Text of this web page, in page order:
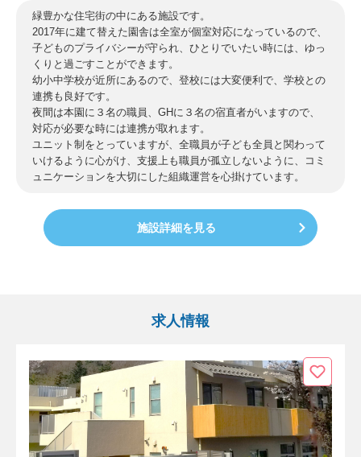
緑豊かな住宅街の中にある施設です。
2017年に建て替えた園舎は全室が個室対応になっているので、
子どものプライバシーが守られ、ひとりでいたい時には、ゆっ
くりと過ごすことができます。
幼小中学校が近所にあるので、登校には大変便利で、学校との
連携も良好です。
夜間は本園に３名の職員、GHに３名の宿直者がいますので、
対応が必要な時には連携が取れます。
ユニット制をとっていますが、全職員が子ども全員と関わって
いけるように心がけ、支援上も職員が孤立しないように、コミ
ュニケーションを大切にした組織運営を心掛けています。
施設詳細を見る
求人情報